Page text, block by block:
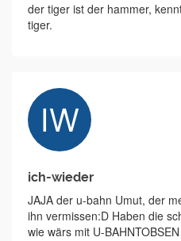
der tiger ist der hammer,
tiger.
ich-wieder
JAJA der u-bahn Umut, der
ihn vermissen:D Haben die
wie wärs mit U-BAHNTOBSEN